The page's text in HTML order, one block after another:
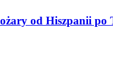
od Hiszpanii po